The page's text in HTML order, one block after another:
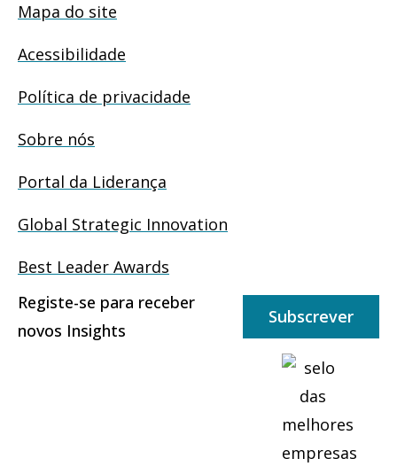
Mapa do site
Acessibilidade
Política de privacidade
Sobre nós
Portal da Liderança
Global Strategic Innovation
Best Leader Awards
Registe-se para receber
novos Insights
Subscrever